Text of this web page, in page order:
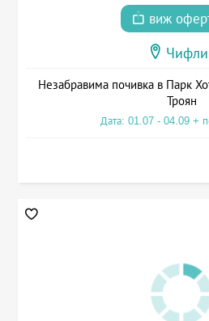
виж
Незабравима почивка в Парк
Троян
Дата: 01.07 - 04.09 +